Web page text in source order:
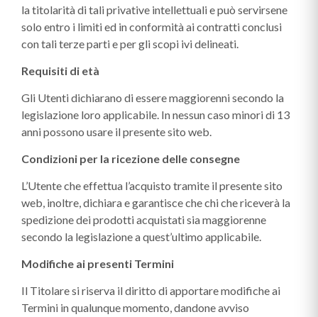
la titolarità di tali privative intellettuali e può servirsene
solo entro i limiti ed in conformità ai contratti conclusi
con tali terze parti e per gli scopi ivi delineati.
Requisiti di età
Gli Utenti dichiarano di essere maggiorenni secondo la
legislazione loro applicabile. In nessun caso minori di 13
anni possono usare il presente sito web.
Condizioni per la ricezione delle consegne
L’Utente che effettua l’acquisto tramite il presente sito
web, inoltre, dichiara e garantisce che chi che riceverà la
spedizione dei prodotti acquistati sia maggiorenne
secondo la legislazione a quest’ultimo applicabile.
Modifiche ai presenti Termini
Il Titolare si riserva il diritto di apportare modifiche ai
Termini in qualunque momento, dandone avviso